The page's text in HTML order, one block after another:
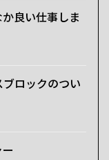
良い仕事しま
ロックのつい